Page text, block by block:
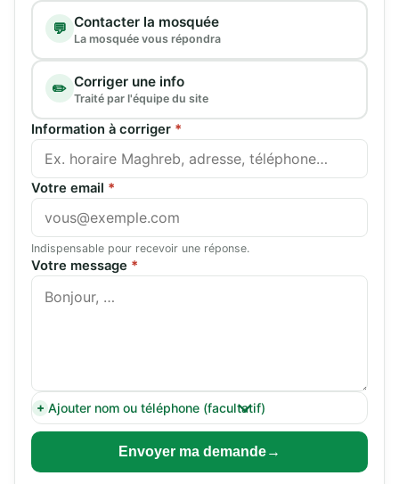
Type de demande
💬 Contacter la mosquée
La mosquée vous répondra
✏️ Corriger une info
Traité par l'équipe du site
Information à corriger *
Votre email *
Indispensable pour recevoir une réponse.
Votre message *
Ajouter nom ou téléphone (facultatif)
Envoyer ma demande